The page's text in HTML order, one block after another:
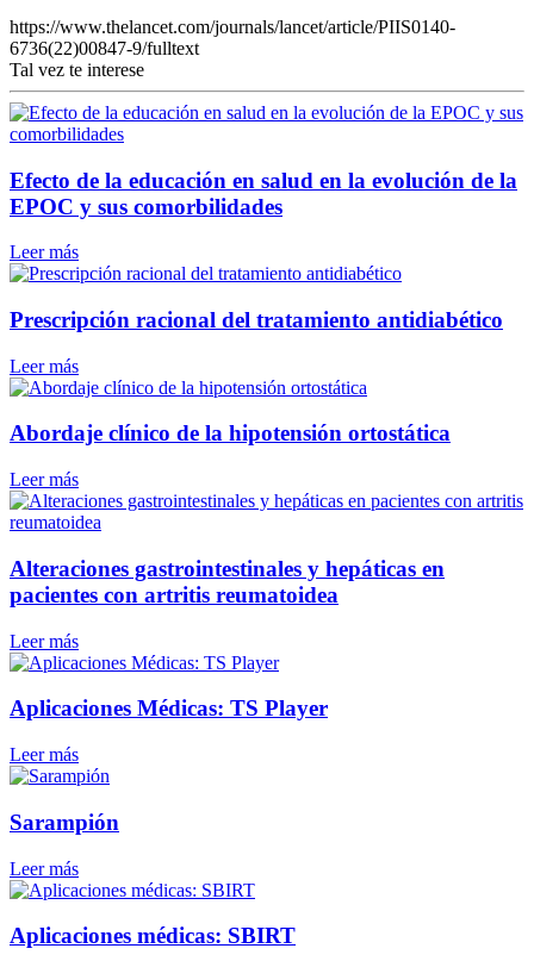
https://www.thelancet.com/journals/lancet/article/PIIS0140-
6736(22)00847-9/fulltext
Tal vez te interese
Efecto de la educación en salud en la evolución de la
EPOC y sus comorbilidades
Leer más
Prescripción racional del tratamiento antidiabético
Leer más
Abordaje clínico de la hipotensión ortostática
Leer más
Alteraciones gastrointestinales y hepáticas en
pacientes con artritis reumatoidea
Leer más
Aplicaciones Médicas: TS Player
Leer más
Sarampión
Leer más
Aplicaciones médicas: SBIRT